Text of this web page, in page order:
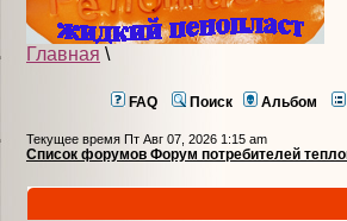
Главная \
FAQ Поиск Альбом
Текущее время Пт Авг 07, 2026 1:15 am
Список форумов Форум потребителей